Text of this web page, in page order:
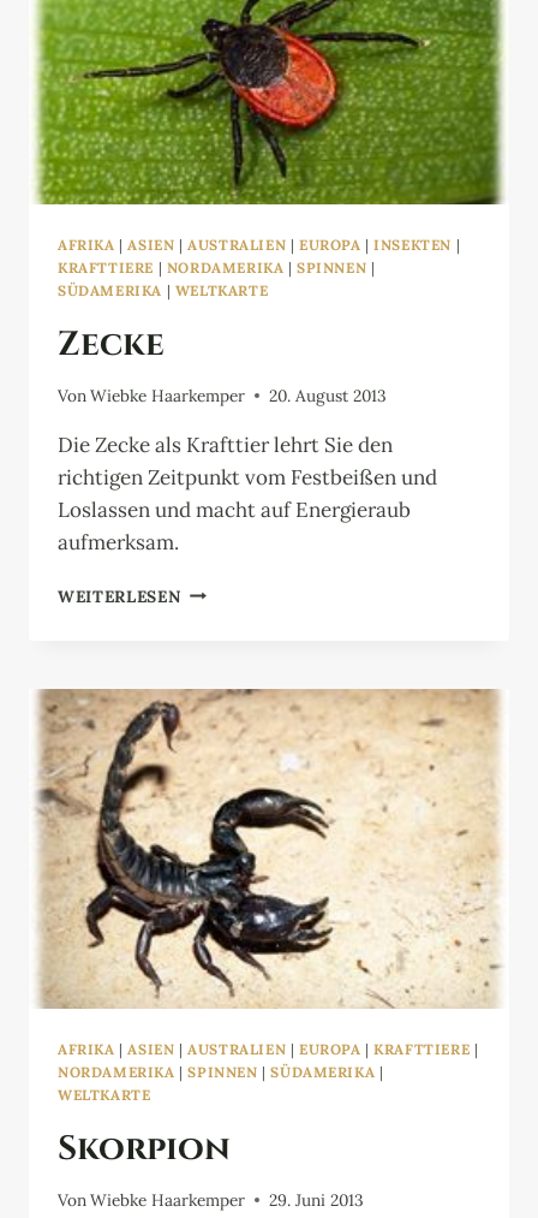
AFRIKA |ASIEN |AUSTRALIEN | EUROPA |INSEKTEN |
KRAFTTIERE | NORDAMERIKA |SPINNEN |
SÜDAMERIKA | WELTKARTE
Zecke
VonWiebke Haarkemper 20. August 2013
Die Zecke als Krafttier lehrt Sie den
richtigen Zeitpunkt vom Festbeißen und
Loslassen und macht auf Energieraub
aufmerksam.
WEITERLESEN ZECKE
AFRIKA |ASIEN |AUSTRALIEN | EUROPA |KRAFTTIERE |
NORDAMERIKA |SPINNEN |SÜDAMERIKA |
WELTKARTE
Skorpion
VonWiebke Haarkemper 29. Juni 2013